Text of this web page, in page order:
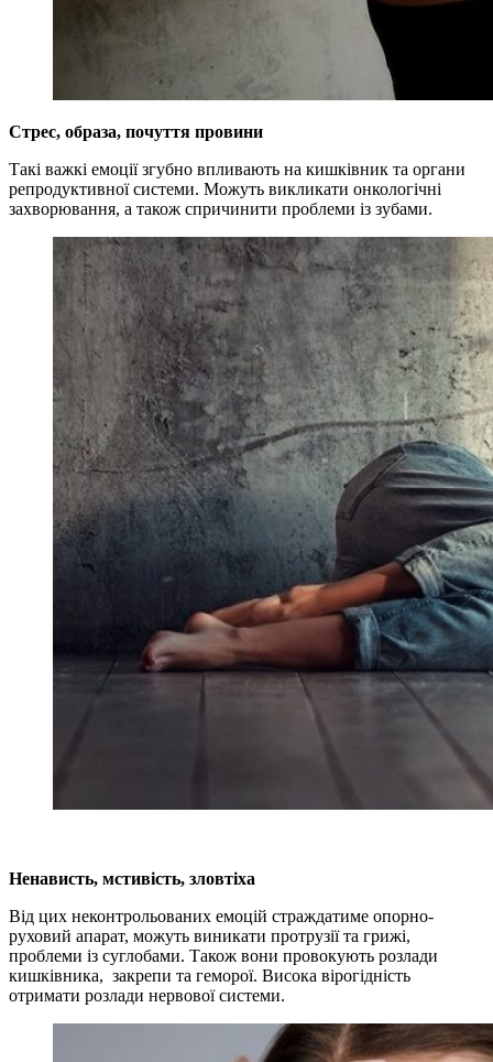
Стрес, образа, почуття провини
Такі важкі емоції згубно впливають на кишківник та органи
репродуктивної системи. Можуть викликати онкологічні
захворювання, а також спричинити проблеми із зубами.
Ненависть, мстивість, зловтіха
Від цих неконтрольованих емоцій страждатиме опорно-
руховий апарат, можуть виникати протрузії та грижі,
проблеми із суглобами. Також вони провокують розлади
кишківника, закрепи та геморої. Висока вірогідність
отримати розлади нервової системи.